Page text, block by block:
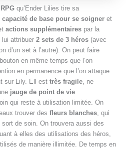
qu’Ender Lilies tire sa
capacité de base pour se soigner et
actions supplémentaires par la
attribuer 2 sets de 3 héros (avec
d’un set à l’autre). On peut faire
en même temps que l’on
en permanence que l’on attaque
sur Lily. Ell est très fragile, ne
jauge de point de vie
qui reste à utilisation limitée. On
trouver des fleurs blanches, qui
sort de soin. On trouvera aussi des
à elles des utilisations des héros,
de manière illimitée. De temps en